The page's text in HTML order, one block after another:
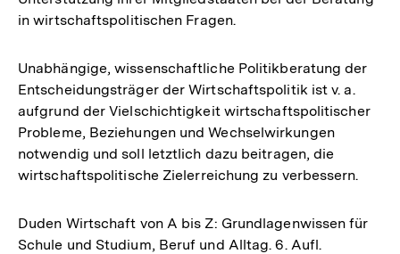
in wirtschaftspolitischen Fragen.
Unabhängige, wissenschaftliche Politikberatung der
Entscheidungsträger der Wirtschaftspolitik ist v. a.
aufgrund der Vielschichtigkeit wirtschaftspolitischer
Probleme, Beziehungen und Wechselwirkungen
notwendig und soll letztlich dazu beitragen, die
wirtschaftspolitische Zielerreichung zu verbessern.
Duden Wirtschaft von A bis Z: Grundlagenwissen für
Schule und Studium, Beruf und Alltag. 6. Aufl.